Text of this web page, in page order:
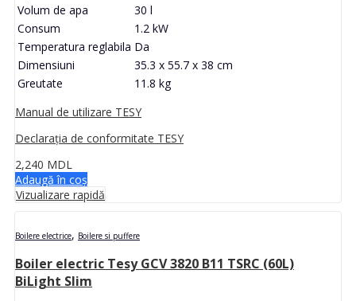
Volum de apa
30 l
Consum
1.2 kW
Temperatura reglabila Da
Dimensiuni
35.3 x 55.7 x 38 cm
Greutate
11.8 kg
Manual de utilizare TESY
Declarația de conformitate TESY
2,240 MDL
Adaugă în coș
Vizualizare rapidă
Boilere electrice, Boilere si puffere
Boiler electric Tesy GCV 3820 B11 TSRC (60L)
BiLight Slim